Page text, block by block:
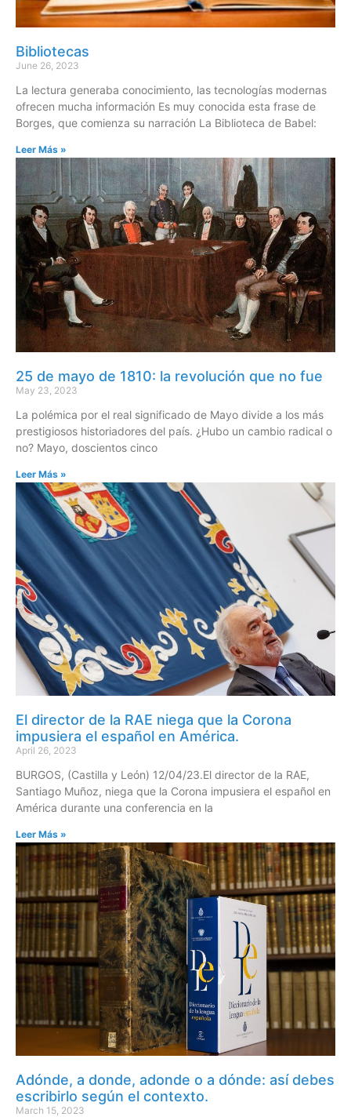
Bibliotecas
June 26, 2023
La lectura generaba conocimiento, las tecnologías modernas
ofrecen mucha información Es muy conocida esta frase de
Borges, que comienza su narración La Biblioteca de Babel:
Leer Más »
25 de mayo de 1810: la revolución que no fue
May 23, 2023
La polémica por el real significado de Mayo divide a los más
prestigiosos historiadores del país. ¿Hubo un cambio radical o
no? Mayo, doscientos cinco
Leer Más »
El director de la RAE niega que la Corona
impusiera el español en América.
April 26, 2023
BURGOS, (Castilla y León) 12/04/23.El director de la RAE,
Santiago Muñoz, niega que la Corona impusiera el español en
América durante una conferencia en la
Leer Más »
Adónde, a donde, adonde o a dónde: así debes
escribirlo según el contexto.
March 15, 2023